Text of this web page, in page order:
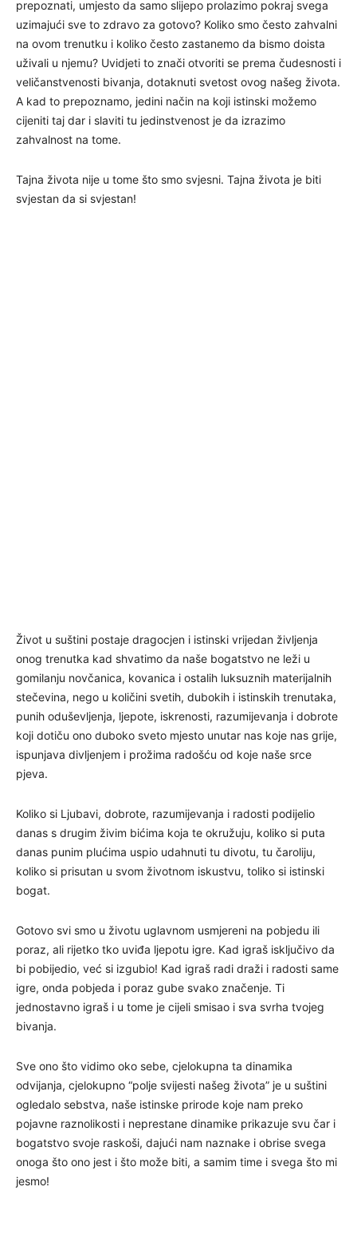
prepoznati, umjesto da samo slijepo prolazimo pokraj svega
uzimajući sve to zdravo za gotovo? Koliko smo često zahvalni
na ovom trenutku i koliko često zastanemo da bismo doista
uživali u njemu? Uvidjeti to znači otvoriti se prema čudesnosti i
veličanstvenosti bivanja, dotaknuti svetost ovog našeg života.
A kad to prepoznamo, jedini način na koji istinski možemo
cijeniti taj dar i slaviti tu jedinstvenost je da izrazimo
zahvalnost na tome.
Tajna života nije u tome što smo svjesni. Tajna života je biti
svjestan da si svjestan!
Život u suštini postaje dragocjen i istinski vrijedan življenja
onog trenutka kad shvatimo da naše bogatstvo ne leži u
gomilanju novčanica, kovanica i ostalih luksuznih materijalnih
stečevina, nego u količini svetih, dubokih i istinskih trenutaka,
punih oduševljenja, ljepote, iskrenosti, razumijevanja i dobrote
koji dotiču ono duboko sveto mjesto unutar nas koje nas grije,
ispunjava divljenjem i prožima radošću od koje naše srce
pjeva.
Koliko si Ljubavi, dobrote, razumijevanja i radosti podijelio
danas s drugim živim bićima koja te okružuju, koliko si puta
danas punim plućima uspio udahnuti tu divotu, tu čaroliju,
koliko si prisutan u svom životnom iskustvu, toliko si istinski
bogat.
Gotovo svi smo u životu uglavnom usmjereni na pobjedu ili
poraz, ali rijetko tko uviđa ljepotu igre. Kad igraš isključivo da
bi pobijedio, već si izgubio! Kad igraš radi draži i radosti same
igre, onda pobjeda i poraz gube svako značenje. Ti
jednostavno igraš i u tome je cijeli smisao i sva svrha tvojeg
bivanja.
Sve ono što vidimo oko sebe, cjelokupna ta dinamika
odvijanja, cjelokupno “polje svijesti našeg života” je u suštini
ogledalo sebstva, naše istinske prirode koje nam preko
pojavne raznolikosti i neprestane dinamike prikazuje svu čar i
bogatstvo svoje raskoši, dajući nam naznake i obrise svega
onoga što ono jest i što može biti, a samim time i svega što mi
jesmo!